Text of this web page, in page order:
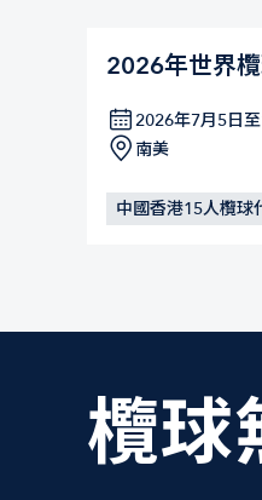
2026年世界
2026年7月5日
南美
中國香港15人欖球
欖球